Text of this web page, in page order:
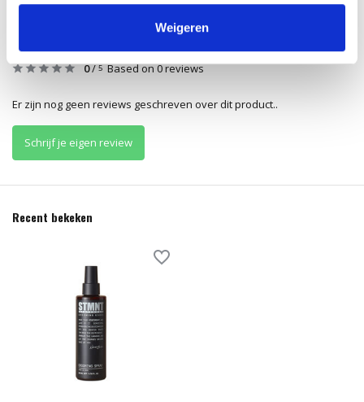
Weigeren
0/5 Based on 0 reviews
Er zijn nog geen reviews geschreven over dit product..
Schrijf je eigen review
Recent bekeken